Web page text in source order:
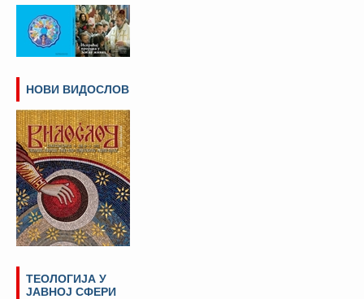
НОВИ ВИДОСЛОВ
ТЕОЛОГИЈА У
ЈАВНОЈ СФЕРИ